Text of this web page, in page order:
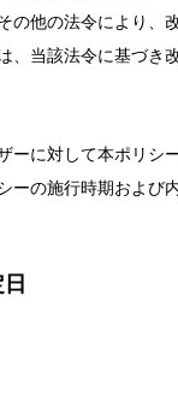
の他の法令により、
、当該法令に基づき
ーに対して本ポリシ
ーの施行時期および